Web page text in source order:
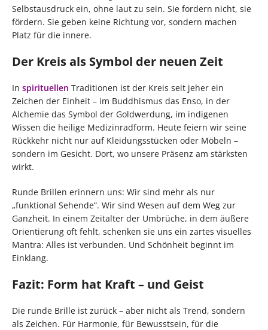
Selbstausdruck ein, ohne laut zu sein. Sie fordern nicht, sie
fördern. Sie geben keine Richtung vor, sondern machen
Platz für die innere.
Der Kreis als Symbol der neuen Zeit
In spirituellen Traditionen ist der Kreis seit jeher ein
Zeichen der Einheit – im Buddhismus das Enso, in der
Alchemie das Symbol der Goldwerdung, im indigenen
Wissen die heilige Medizinradform. Heute feiern wir seine
Rückkehr nicht nur auf Kleidungsstücken oder Möbeln –
sondern im Gesicht. Dort, wo unsere Präsenz am stärksten
wirkt.
Runde Brillen erinnern uns: Wir sind mehr als nur
„funktional Sehende“. Wir sind Wesen auf dem Weg zur
Ganzheit. In einem Zeitalter der Umbrüche, in dem äußere
Orientierung oft fehlt, schenken sie uns ein zartes visuelles
Mantra: Alles ist verbunden. Und Schönheit beginnt im
Einklang.
Fazit: Form hat Kraft – und Geist
Die runde Brille ist zurück – aber nicht als Trend, sondern
als Zeichen. Für Harmonie, für Bewusstsein, für die